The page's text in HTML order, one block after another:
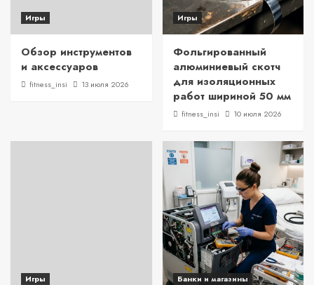
Игры
Обзор инструментов
и аксессуаров
fitness_insi 13 июля 2026
Игры
Фольгированный
алюминиевый скотч
для изоляционных
работ шириной 50 мм
fitness_insi 10 июля 2026
Игры Банки и магазины